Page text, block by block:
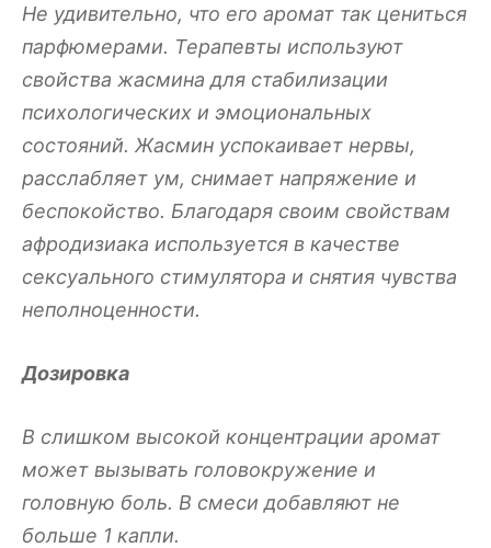
Не удивительно, что его аромат так цениться
парфюмерами. Терапевты используют
свойства жасмина для стабилизации
психологических и эмоциональных
состояний. Жасмин успокаивает нервы,
расслабляет ум, снимает напряжение и
беспокойство. Благодаря своим свойствам
афродизиака используется в качестве
сексуального стимулятора и снятия чувства
неполноценности.
Дозировка
В слишком высокой концентрации аромат
может вызывать головокружение и
головную боль. В смеси добавляют не
больше 1 капли.